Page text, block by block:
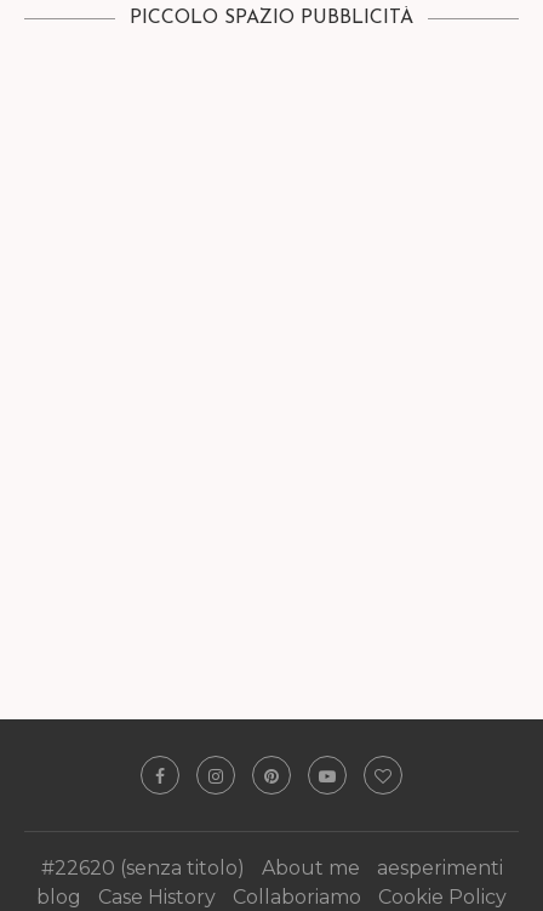
PICCOLO SPAZIO PUBBLICITÀ
#22620 (senza titolo) About me
aesperimenti
blog
Case History Collaboriamo Cookie Policy